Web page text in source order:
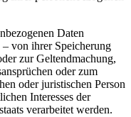
Daten
von ihrer Speicherung
zur Geltendmachung,
oder zum
oder juristischen Person
Interesses der
verarbeitet werden.